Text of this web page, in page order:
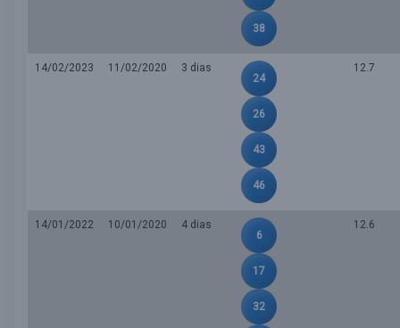
38
14/02/2023 11/02/2020
3 dias
24
26
43
46
12.7
14/01/2022 10/01/2020
4 dias
6
17
32
12.6